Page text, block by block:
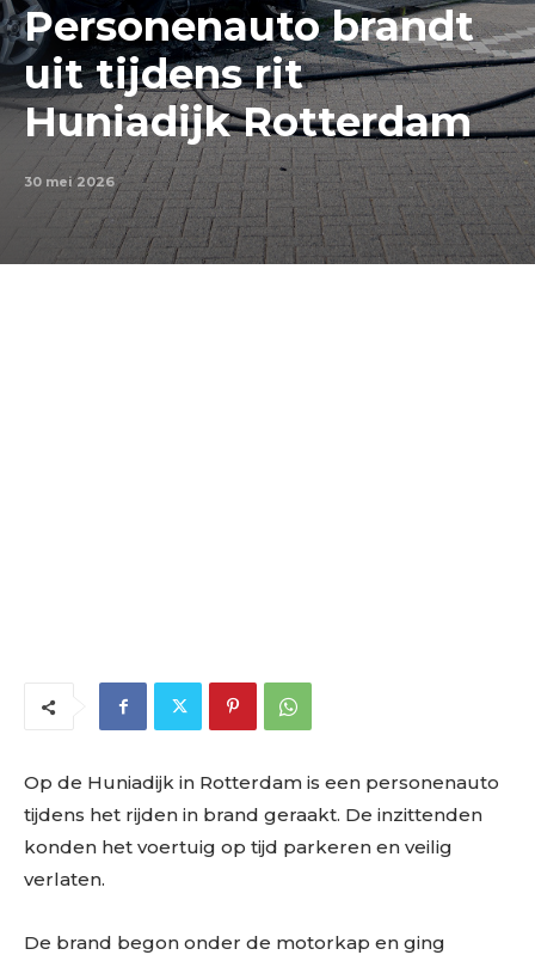
Personenauto brandt
uit tijdens rit
Huniadijk Rotterdam
30 mei 2026
Op de Huniadijk in Rotterdam is een personenauto
tijdens het rijden in brand geraakt. De inzittenden
konden het voertuig op tijd parkeren en veilig
verlaten.
De brand begon onder de motorkap en ging